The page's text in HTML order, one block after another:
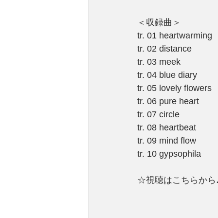
＜収録曲＞
tr. 01 heartwarming
tr. 02 distance
tr. 03 meek
tr. 04 blue diary
tr. 05 lovely flowers
tr. 06 pure heart
tr. 07 circle
tr. 08 heartbeat
tr. 09 mind flow
tr. 10 gypsophila
☆視聴はこちらから